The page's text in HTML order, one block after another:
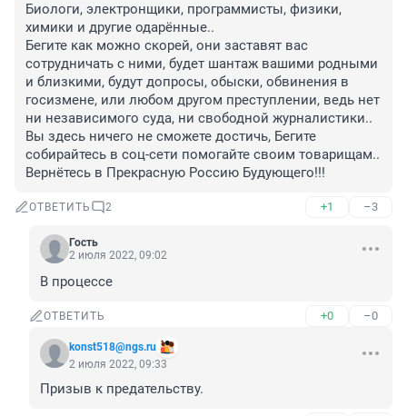
Биологи, электронщики, программисты, физики,
химики и другие одарённые..
Бегите как можно скорей, они заставят вас
сотрудничать с ними, будет шантаж вашими родными
и близкими, будут допросы, обыски, обвинения в
госизмене, или любом другом преступлении, ведь нет
ни независимого суда, ни свободной журналистики..
Вы здесь ничего не сможете достичь, Бегите
собирайтесь в соц-сети помогайте своим товарищам..
Вернётесь в Прекрасную Россию Будующего!!!
ОТВЕТИТЬ 2 +1 –3
Гость
2 июля 2022, 09:02
В процессе
ОТВЕТИТЬ +0 –0
konst518@ngs.ru
2 июля 2022, 09:33
Призыв к предательству.